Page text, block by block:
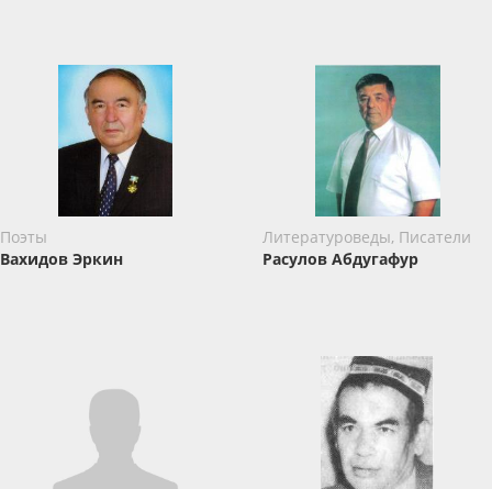
Поэты
Вахидов Эркин
Литературоведы, Писатели
Расулов Абдугафур